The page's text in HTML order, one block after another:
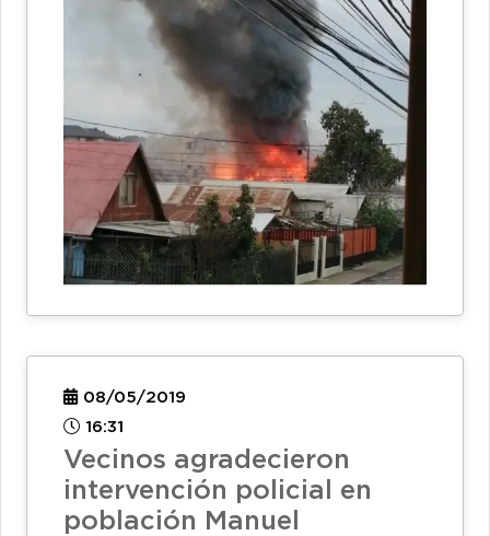
08/05/2019
16:31
Vecinos agradecieron
intervención policial en
población Manuel